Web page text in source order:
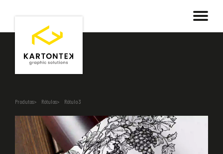
Produtos Rótulos Rótulo 3